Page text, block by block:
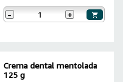
- +
Crema dental mentolada
125 g